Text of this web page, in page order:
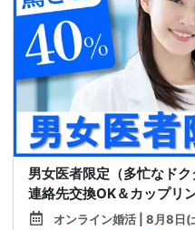
男女医者限定（多忙なド
連絡先交換OK＆カップリ
オンライン婚活 | 8月8日